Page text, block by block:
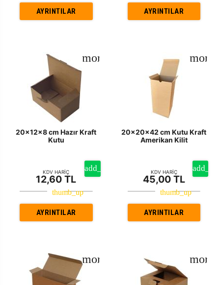
AYRINTILAR AYRINTILAR
20x12x8 cm Hazır Kraft
Kutu
KDV HARİÇ
12,60 TL
AYRINTILAR
20x20x42 cm Kutu Kraft
Amerikan Kilit
KDV HARİÇ
45,00 TL
AYRINTILAR